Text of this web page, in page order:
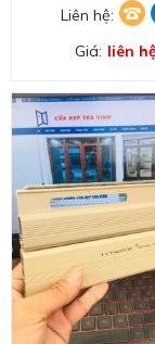
Liên hệ:
Giá: liên hệ